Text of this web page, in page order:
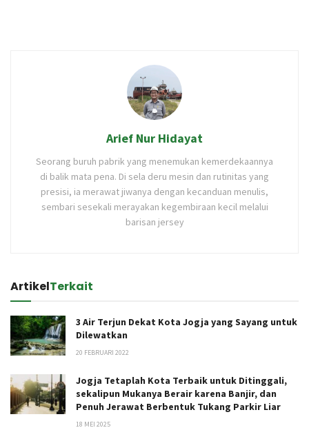
Arief Nur Hidayat
Seorang buruh pabrik yang menemukan kemerdekaannya
di balik mata pena. Di sela deru mesin dan rutinitas yang
presisi, ia merawat jiwanya dengan kecanduan menulis,
sembari sesekali merayakan kegembiraan kecil melalui
barisan jersey
ArtikelTerkait
3 Air Terjun Dekat Kota Jogja yang Sayang untuk
Dilewatkan
20 FEBRUARI 2022
Jogja Tetaplah Kota Terbaik untuk Ditinggali,
sekalipun Mukanya Berair karena Banjir, dan
Penuh Jerawat Berbentuk Tukang Parkir Liar
18 MEI 2025